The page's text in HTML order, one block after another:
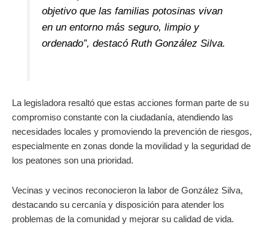
objetivo que las familias potosinas vivan
en un entorno más seguro, limpio y
ordenado”, destacó Ruth González Silva.
La legisladora resaltó que estas acciones forman parte de su
compromiso constante con la ciudadanía, atendiendo las
necesidades locales y promoviendo la prevención de riesgos,
especialmente en zonas donde la movilidad y la seguridad de
los peatones son una prioridad.
Vecinas y vecinos reconocieron la labor de González Silva,
destacando su cercanía y disposición para atender los
problemas de la comunidad y mejorar su calidad de vida.